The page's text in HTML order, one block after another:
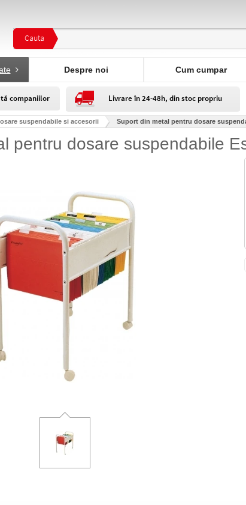
Cauta
Despre noi Cum cumpar
companiilor Livrare în 24-48h, din stoc propriu
suspendabile si accesorii Suport din metal pentru dosare
pentru dosare suspendabile